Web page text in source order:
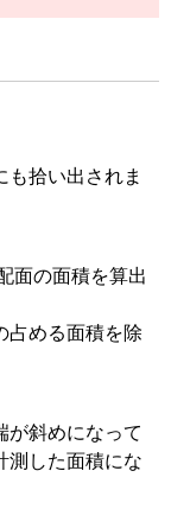
も拾い出されま
面の面積を算出
占める面積を除
が斜めになって
測した面積にな